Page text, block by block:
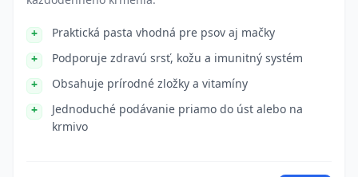
Praktická pasta vhodná pre psov aj mačky
Podporuje zdravú srsť, kožu a imunitný systém
Obsahuje prírodné zložky a vitamíny
Jednoduché podávanie priamo do úst alebo na
krmivo